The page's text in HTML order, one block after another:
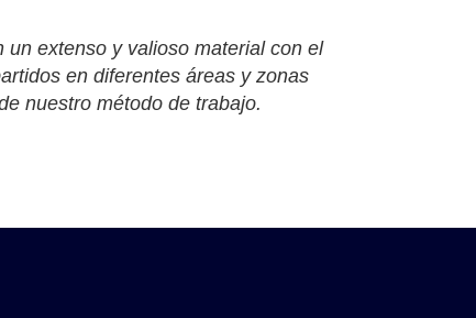
un extenso y valioso material con el
en diferentes áreas y zonas
nuestro método de trabajo.